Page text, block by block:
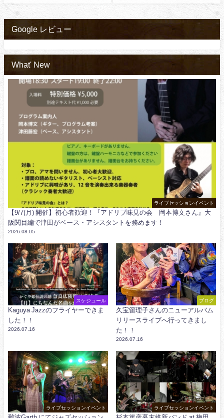
Google レビュー
What' New
ライブセッションイベント
【9/7(月) 開催】初心者歓迎！『アドリブ味見の会 岡本博文さん』大
阪関目編で津田がベース・アシスタントを務めます！
2026.08.05
スケジュール
Kaguya Jazzのフライヤーできま
した！！
2026.07.16
ブログ
久宝留理子さんのニューアルバム
リリースライブへ行ってきまし
た！！
2026.07.16
ライブセッションイベント ライブセッションイベント